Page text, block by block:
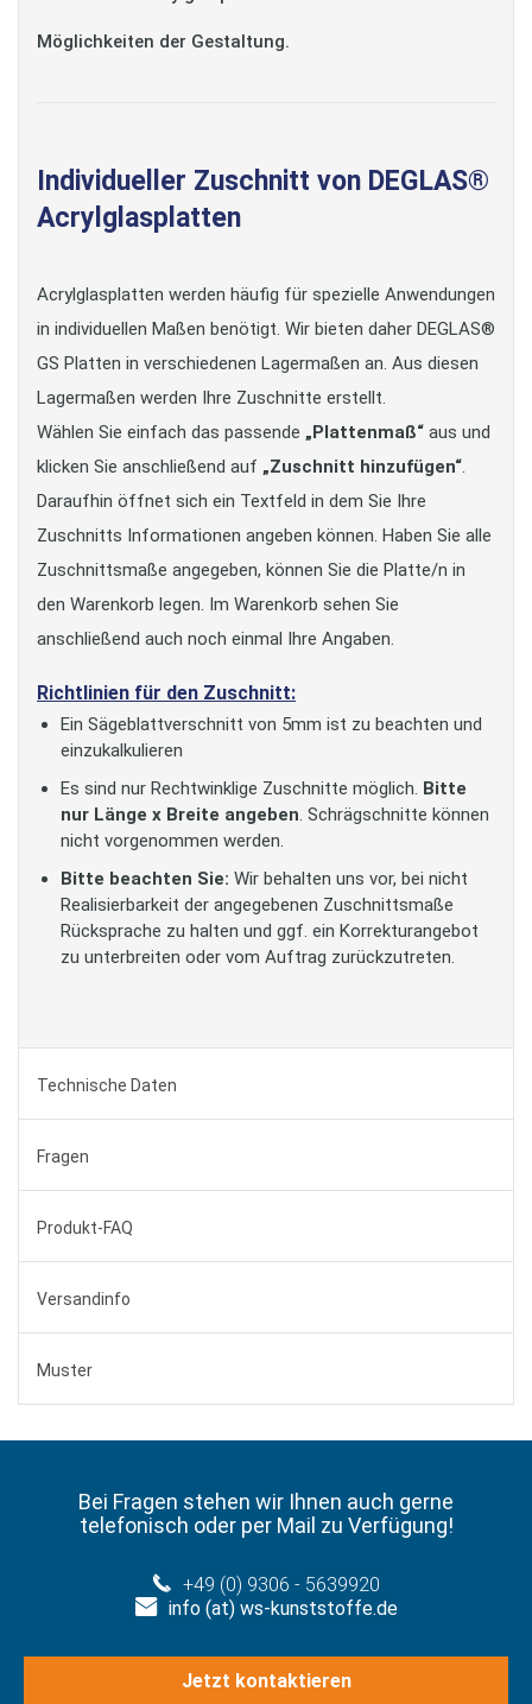
Möglichkeiten der Gestaltung.
Individueller Zuschnitt von DEGLAS®
Acrylglasplatten
Acrylglasplatten werden häufig für spezielle Anwendungen
in individuellen Maßen benötigt. Wir bieten daher DEGLAS®
GS Platten in verschiedenen Lagermaßen an. Aus diesen
Lagermaßen werden Ihre Zuschnitte erstellt.
Wählen Sie einfach das passende „Plattenmaß“ aus und
klicken Sie anschließend auf „Zuschnitt hinzufügen“.
Daraufhin öffnet sich ein Textfeld in dem Sie Ihre
Zuschnitts Informationen angeben können. Haben Sie alle
Zuschnittsmaße angegeben, können Sie die Platte/n in
den Warenkorb legen. Im Warenkorb sehen Sie
anschließend auch noch einmal Ihre Angaben.
Richtlinien für den Zuschnitt:
Ein Sägeblattverschnitt von 5mm ist zu beachten und
einzukalkulieren
Es sind nur Rechtwinklige Zuschnitte möglich. Bitte
nur Länge x Breite angeben. Schrägschnitte können
nicht vorgenommen werden.
Bitte beachten Sie: Wir behalten uns vor, bei nicht
Realisierbarkeit der angegebenen Zuschnittsmaße
Rücksprache zu halten und ggf. ein Korrekturangebot
zu unterbreiten oder vom Auftrag zurückzutreten.
Technische Daten
Fragen
Produkt-FAQ
Versandinfo
Muster
Bei Fragen stehen wir Ihnen auch gerne
telefonisch oder per Mail zu Verfügung!
+49 (0) 9306 - 5639920
info (at) ws-kunststoffe.de
Jetzt kontaktieren